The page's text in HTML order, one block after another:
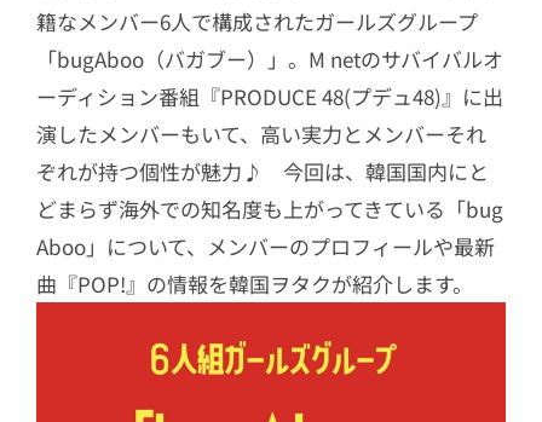
籍なメンバー6人で構成されたガールズグループ
「bugAboo（バガブー）」。M netのサバイバルオ
ーディション番組『PRODUCE 48(プデュ48)』に出
演したメンバーもいて、高い実力とメンバーそれ
ぞれが持つ個性が魅力♪ 今回は、韓国国内にと
どまらず海外での知名度も上がってきている「bug
Aboo」について、メンバーのプロフィールや最新
曲『POP!』の情報を韓国ヲタクが紹介します。